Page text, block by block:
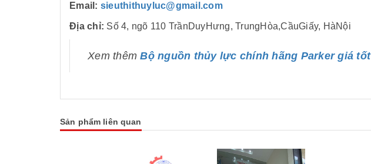
Email: sieuthithuyluc@gmail.com
Địa chỉ: Số 4, ngõ 110 TrầnDuyHưng, TrungHòa,CầuGiấy, HàNội
Xem thêmBộ nguồn thủy lực chính hãng Parker giá tốt
Sản phẩm liên quan